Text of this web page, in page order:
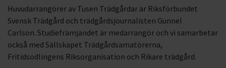
Huvudarrangörer av Tusen Trädgårdar är Riksförbundet
Svensk Trädgård och trädgårdsjournalisten Gunnel
Carlson. Studiefrämjandet är medarrangör och vi samarbetar
också med Sällskapet Trädgårdsamatörerna,
Fritidsodlingens Riksorganisation och Rikare trädgård.